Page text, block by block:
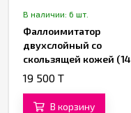
В наличии: 6 шт.
Фаллоимитатор
двухслойный со
скользящей кожей (14
см)
19 500 T
В корзину